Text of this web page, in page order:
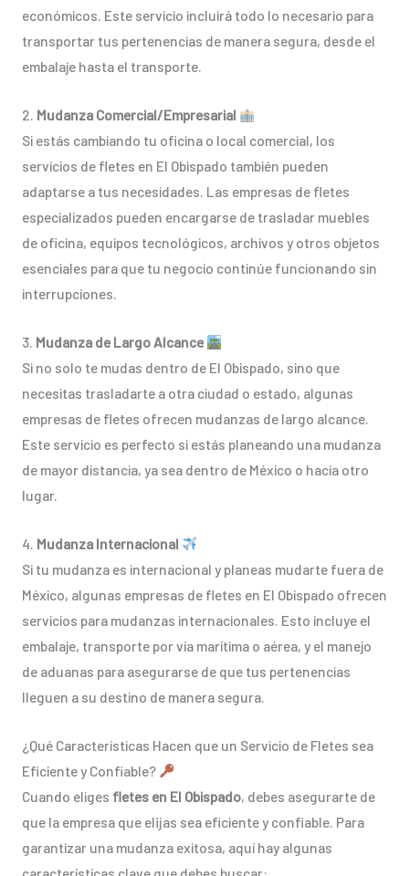
económicos. Este servicio incluirá todo lo necesario para
transportar tus pertenencias de manera segura, desde el
embalaje hasta el transporte.
2. Mudanza Comercial/Empresarial
Si estás cambiando tu oficina o local comercial, los
servicios de fletes en El Obispado también pueden
adaptarse a tus necesidades. Las empresas de fletes
especializados pueden encargarse de trasladar muebles
de oficina, equipos tecnológicos, archivos y otros objetos
esenciales para que tu negocio continúe funcionando sin
interrupciones.
3. Mudanza de Largo Alcance
Si no solo te mudas dentro de El Obispado, sino que
necesitas trasladarte a otra ciudad o estado, algunas
empresas de fletes ofrecen mudanzas de largo alcance.
Este servicio es perfecto si estás planeando una mudanza
de mayor distancia, ya sea dentro de México o hacia otro
lugar.
4. Mudanza Internacional
Si tu mudanza es internacional y planeas mudarte fuera de
México, algunas empresas de fletes en El Obispado ofrecen
servicios para mudanzas internacionales. Esto incluye el
embalaje, transporte por vía marítima o aérea, y el manejo
de aduanas para asegurarse de que tus pertenencias
lleguen a su destino de manera segura.
¿Qué Características Hacen que un Servicio de Fletes sea
Eficiente y Confiable?
Cuando eliges fletes en El Obispado, debes asegurarte de
que la empresa que elijas sea eficiente y confiable. Para
garantizar una mudanza exitosa, aquí hay algunas
características clave que debes buscar: